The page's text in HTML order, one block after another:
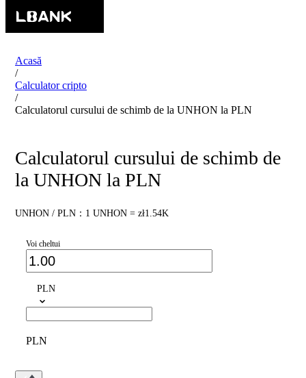
Acasă
/
Calculator cripto
/
Calculatorul cursului de schimb de la UNHON la PLN
Calculatorul cursului de schimb de
la UNHON la PLN
UNHON / PLN：1 UNHON = zł1.54K
Voi cheltui
PLN
PLN